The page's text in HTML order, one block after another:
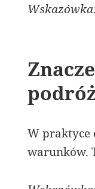
W praktyce
warunków.